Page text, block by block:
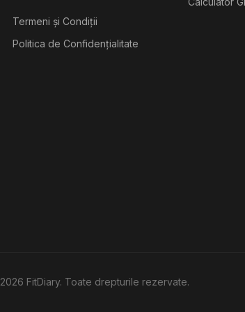
Termeni și Condiții
Politica de Confidențialitate
2026 FitDiary. Toate drepturile rezervate.